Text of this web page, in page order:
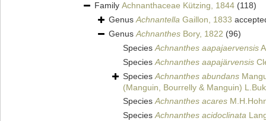
Family Achnanthaceae Kützing, 1844 (118)
GenusAchnantella Gaillon, 1833
GenusAchnanthes Bory, 1822 (96)
SpeciesAchnanthes aapajaervensis
SpeciesAchnanthes aapajärvensis
SpeciesAchnanthes abundans
(Manguin, Bourrelly & Manguin)
SpeciesAchnanthes acares
SpeciesAchnanthes acidoclinata